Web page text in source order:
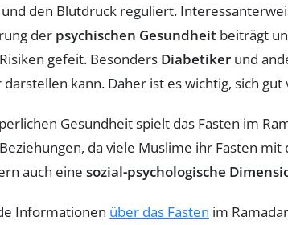
den Blutdruck reguliert.
der psychischen Gesundheit beiträgt
gefeit. Besonders Diabetiker und
kann. Daher ist es wichtig, sich
Gesundheit spielt das Fasten im
da viele Muslime ihr Fasten
auch eine sozial-psychologische
Informationen über das Fasten im